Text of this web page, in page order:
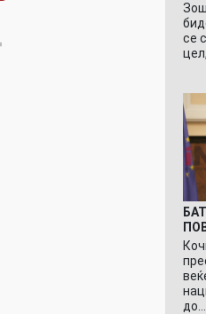
се
до…